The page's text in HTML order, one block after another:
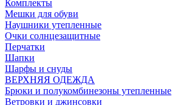
Комплекты
Мешки для обуви
Наушники утепленные
Очки солнцезащитные
Перчатки
Шапки
Шарфы и снуды
ВЕРХНЯЯ ОДЕЖДА
Брюки и полукомбинезоны утепленные
Ветровки и джинсовки